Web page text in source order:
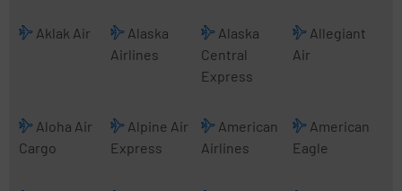
Aklak Air
Alaska
Airlines
Alaska
Central
Express
Allegiant
Air
Aloha Air
Cargo
Alpine Air
Express
American
Airlines
American
Eagle